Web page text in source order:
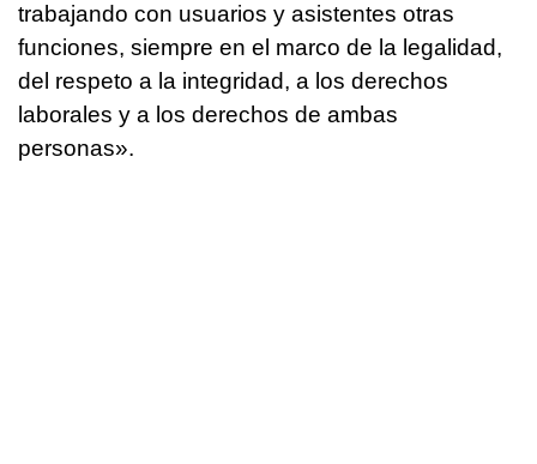
trabajando con usuarios y asistentes otras
funciones, siempre en el marco de la legalidad,
del respeto a la integridad, a los derechos
laborales y a los derechos de ambas
personas».